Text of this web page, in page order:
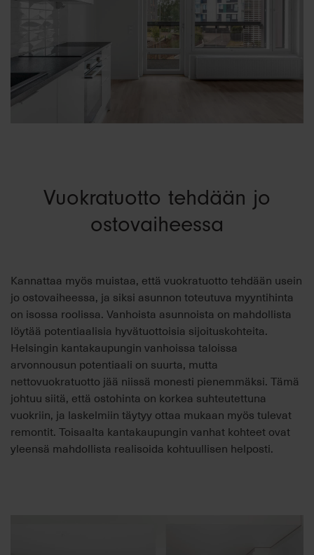
Vuokratuotto tehdään jo
ostovaiheessa
Kannattaa myös muistaa, että vuokratuotto tehdään usein
jo ostovaiheessa, ja siksi asunnon toteutuva myyntihinta
on isossa roolissa. Vanhoista asunnoista on mahdollista
löytää potentiaalisia hyvätuottoisia sijoituskohteita.
Helsingin kantakaupungin vanhoissa taloissa
arvonnousun potentiaali on suurta, mutta
nettovuokratuotto jää niissä monesti pienemmäksi. Tämä
johtuu siitä, että ostohinta on korkea suhteutettuna
vuokriin, ja laskelmiin täytyy ottaa mukaan myös tulevat
remontit. Toisaalta kantakaupungin vanhat kohteet ovat
yleensä mahdollista realisoida kohtuullisen helposti.